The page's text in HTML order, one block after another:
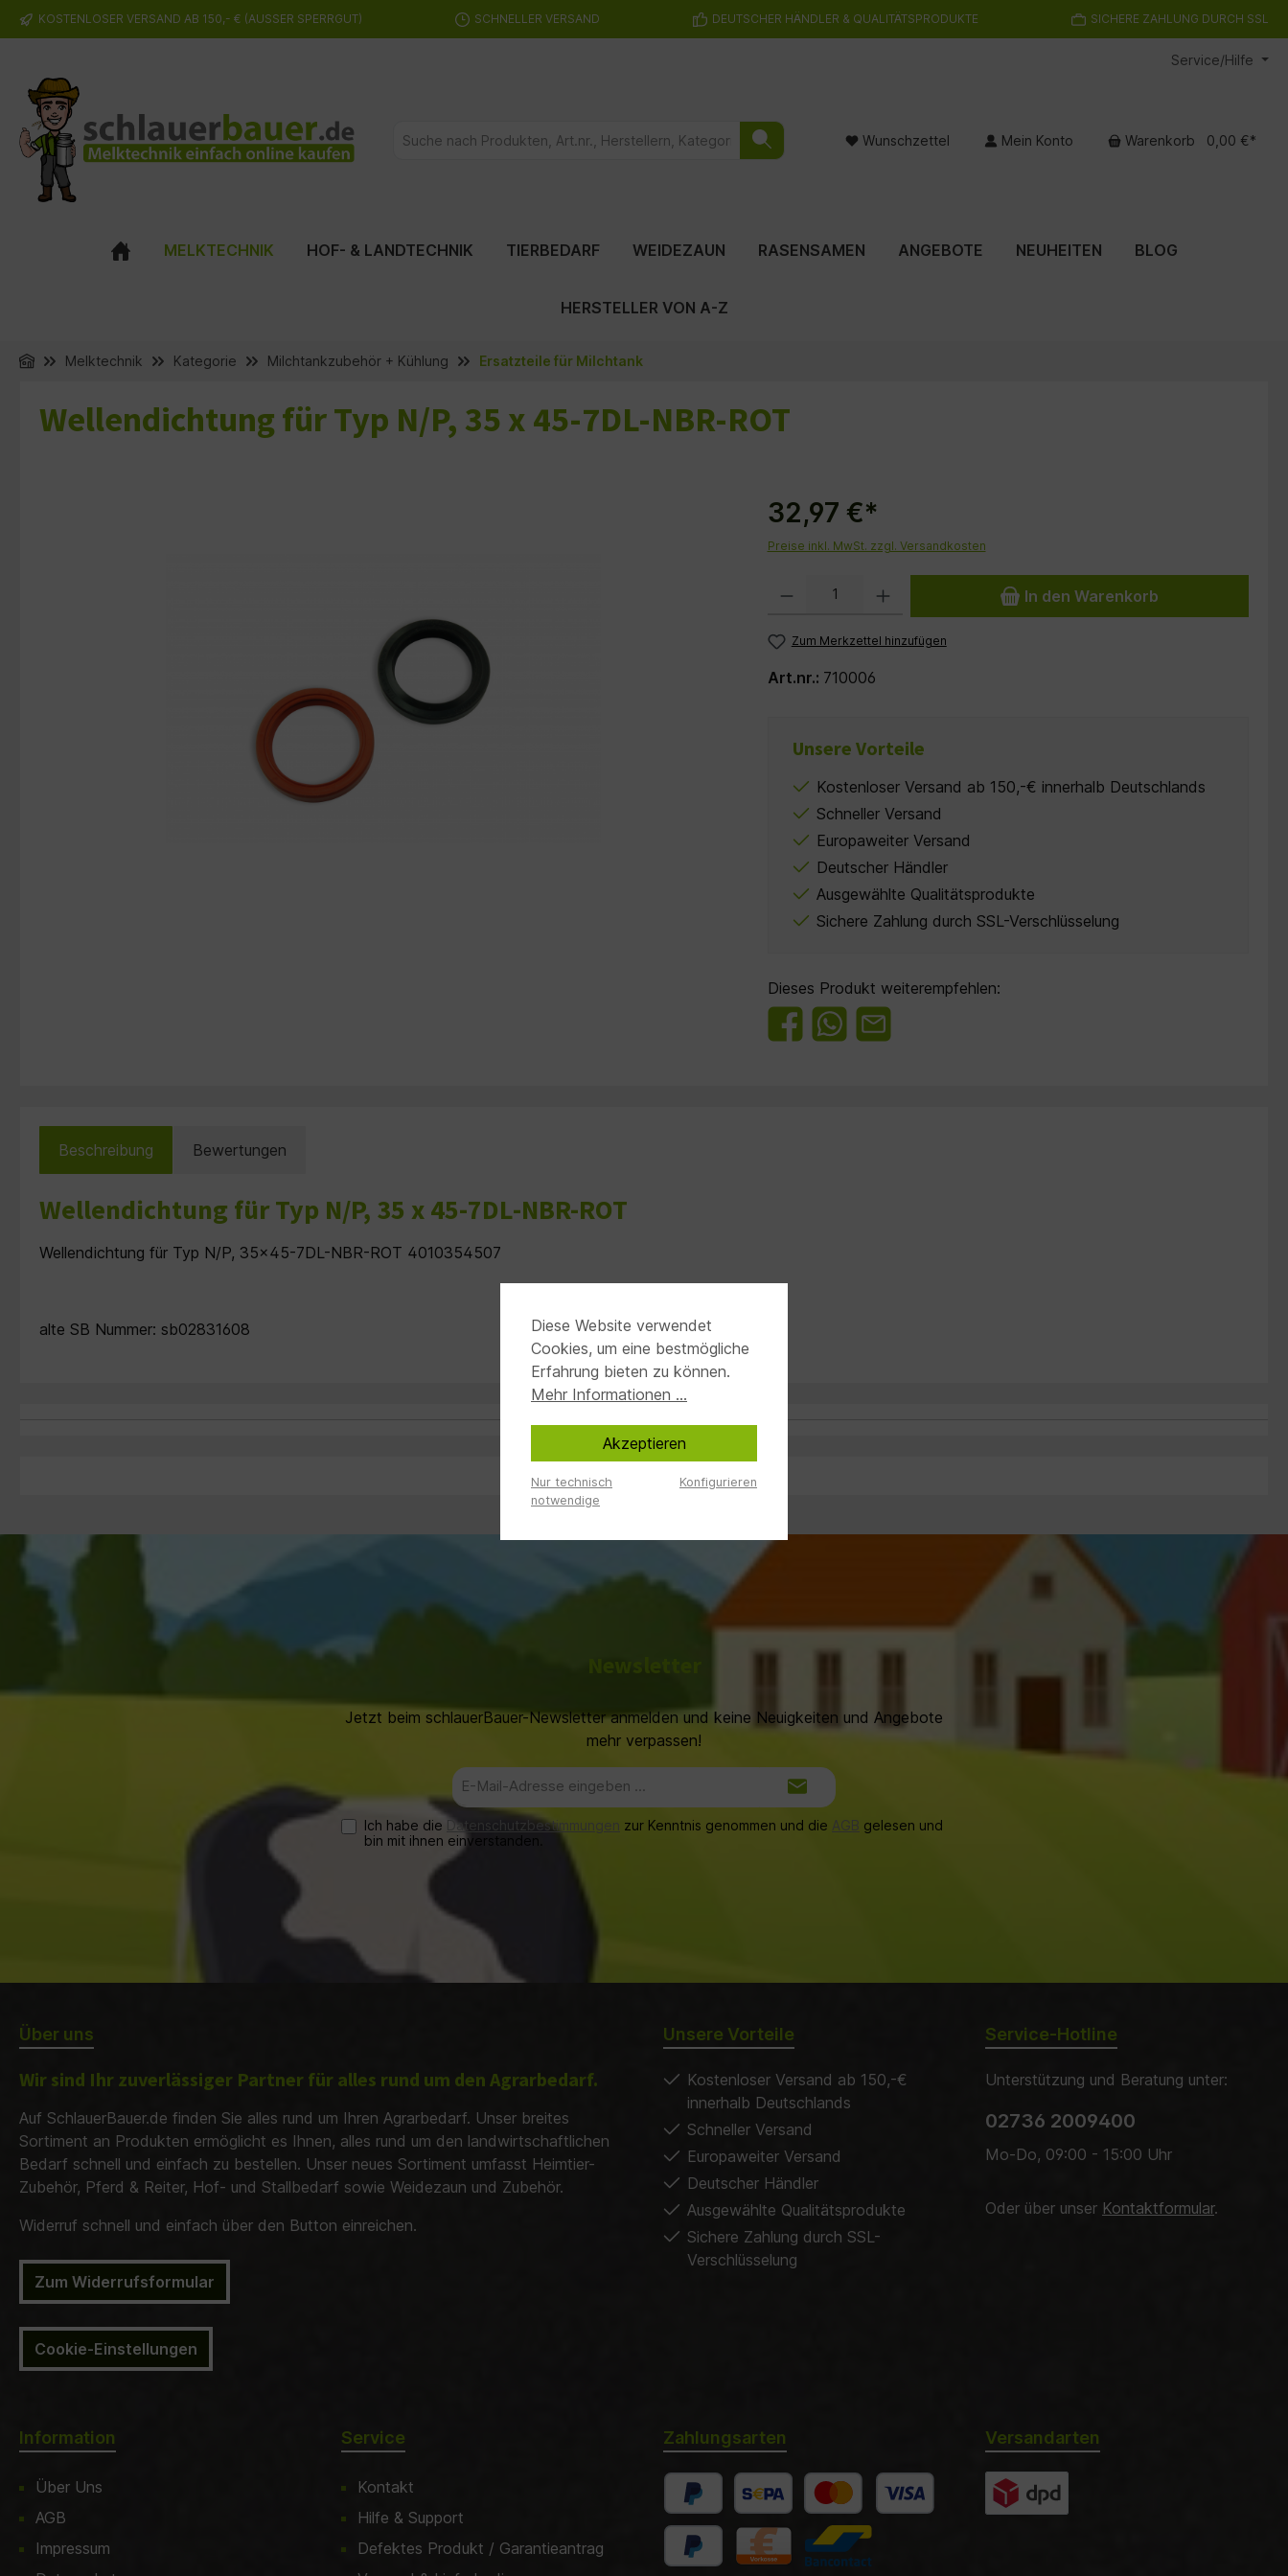
Zur Hauptnavigation springen
KOSTENLOSER VERSAND AB 150,- € (AUSSER SPERRGUT) SCHNELLER VERSAND DEUTSCHER HÄNDLER & QUALITÄTSPRODUKTE SICHERE ZAHLUNG DURCH SSL
Service/Hilfe
Wunschzettel Mein Konto Warenkorb 0,00 €*
MELKTECHNIK HOF- & LANDTECHNIK TIERBEDARF WEIDEZAUN RASENSAMEN ANGEBOTE NEUHEITEN BLOG
HERSTELLER VON A-Z
Melktechnik Kategorie Milchtankzubehör + Kühlung Ersatzteile für Milchtank
Wellendichtung für Typ N/P, 35 x 45-7DL-NBR-ROT
32,97 €*
Preise inkl. MwSt. zzgl. Versandkosten
In den Warenkorb
Zum Merkzettel hinzufügen
Art.nr.: 710006
Unsere Vorteile
Kostenloser Versand ab 150,-€ innerhalb Deutschlands
Schneller Versand
Europaweiter Versand
Deutscher Händler
Ausgewählte Qualitätsprodukte
Sichere Zahlung durch SSL-Verschlüsselung
Dieses Produkt weiterempfehlen:
Beschreibung Bewertungen
Wellendichtung für Typ N/P, 35 x 45-7DL-NBR-ROT
Wellendichtung für Typ N/P, 35x45-7DL-NBR-ROT 4010354507
alte SB Nummer: sb02831608
Jetzt beim schlauerBauer-Newsletter anmelden und keine Neuigkeiten und Angebote
mehr verpassen!
Mail-
Adresse*
Ich habe die Datenschutzbestimmungen zur Kenntnis genommen und die AGB gelesen und
bin mit ihnen einverstanden.
Über uns
Wir sind Ihr zuverlässiger Partner für alles rund um den Agrarbedarf.
Auf SchlauerBauer.de finden Sie alles rund um Ihren Agrarbedarf. Unser breites
Sortiment an Produkten ermöglicht es Ihnen, alles rund um den landwirtschaftlichen
Bedarf schnell und einfach zu bestellen. Unser neues Sortiment umfasst Heimtier-
Zubehör, Pferd & Reiter, Hof- und Stallbedarf sowie Weidezaun und Zubehör.
Widerruf schnell und einfach über den Button einreichen.
Zum Widerrufsformular
Cookie-Einstellungen
Unsere Vorteile
Kostenloser Versand ab 150,-€
innerhalb Deutschlands
Schneller Versand
Europaweiter Versand
Deutscher Händler
Ausgewählte Qualitätsprodukte
Sichere Zahlung durch SSL-
Verschlüsselung
Service-Hotline
Unterstützung und Beratung unter:
02736 2009400
Mo-Do, 09:00 - 15:00 Uhr
Oder über unser Kontaktformular.
Information
Über Uns
AGB
Impressum
Service
Kontakt
Hilfe & Support
Defektes Produkt / Garantieantrag
Zahlungsarten Versandarten
Diese Website verwendet
Cookies, um eine bestmögliche
Erfahrung bieten zu können.
Mehr Informationen ...
Akzeptieren
Nur technisch
notwendige
Konfigurieren